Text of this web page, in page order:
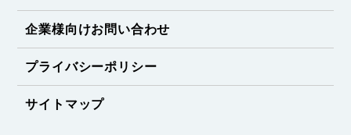
企業様向けお問い合わせ
プライバシーポリシー
サイトマップ